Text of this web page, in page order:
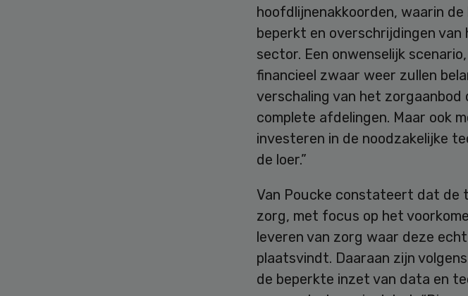
hoofdlijnenakkoorden, waarin
beperkt en overschrijdingen
sector. Een onwenselijk
financieel zwaar weer zullen
verschaling van het zorgaanbod
complete afdelingen. Maar ook
investeren in de noodzakelijke
de loer.”
Van Poucke constateert dat de
zorg, met focus op het
leveren van zorg waar deze
plaatsvindt. Daaraan zijn
de beperkte inzet van data en